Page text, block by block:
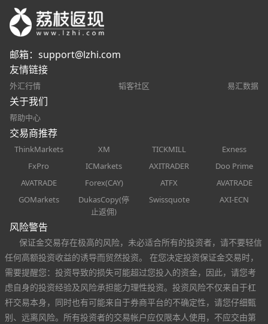
邮箱： support@lzhi.com
友情链接
外汇行情 韬客社区 易汇数据
关于我们
帮助中心
交易商推荐
ThinkMarkets XM TICKMILL
Exness
FxPro
ICMarkets AXITRADER
Doo Prime
AVATRADE
Forex(CAY) ATFX
AVATRADE
GOMarkets
DukasCopy(停
止返佣)
Swissquote AXI-ECN
风险警告
保证金交易存在极高的风险，未必适合所有的投资者，请不要轻信
任何高额投资收益的诱导而贸然投资。 在您决定投资保证金交易时，
需要提醒您：投资导致的损失可能超过您投入的资金，因此，请您考
虑自身的投资经验及风险承担能力理性投资。投资风险不仅来自于杠
杆交易本身，同时也有可能来自于券商平台的不确定性，请您仔细甄
别、远离风险。所有投资者的交易帐户应仅限本人使用，不应交由第